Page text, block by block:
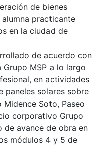
de bienes
practicante
en la ciudad de
de acuerdo con
MSP a lo largo
en actividades
paneles solares sobre
Soto, Paseo
corporativo Grupo
de avance de obra en
módulos 4 y 5 de